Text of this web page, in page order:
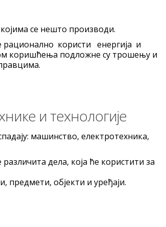
се нешто производи.
рационално користи енергија и
коришћења подложне су трошењу и
и технологије
машинство, електротехника,
дела, која ће користити за
објекти и уређаји.